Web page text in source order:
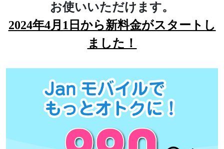
お使いいただけます。
2024年4月1日から新料金がスタートし
ました！